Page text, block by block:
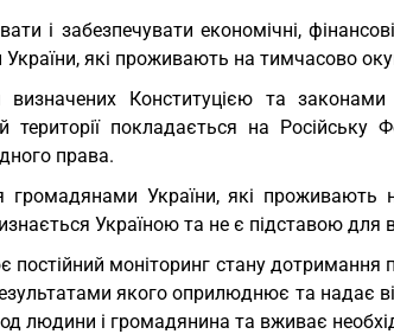
і забезпечувати економічні,
які проживають на тимчасово
визначених Конституцією та
території покладається на Російську
права.
України, які проживають
Україною та не є підставою для
постійний моніторинг стану
якого оприлюднює та надає
людини і громадянина та вживає